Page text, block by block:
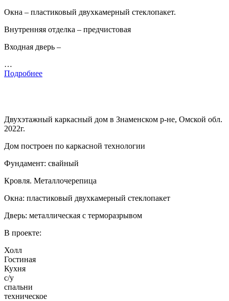
Окна – пластиковый двухкамерный стеклопакет.
Внутренняя отделка – предчистовая
Входная дверь –
…
Подробнее
Двухэтажный каркасный дом в Знаменском р-не, Омской обл.
2022г.
Дом построен по каркасной технологии
Фундамент: свайный
Кровля. Металлочерепица
Окна: пластиковый двухкамерный стеклопакет
Дверь: металлическая с терморазрывом
В проекте:
Холл
Гостиная
Кухня
с/у
спальни
техническое